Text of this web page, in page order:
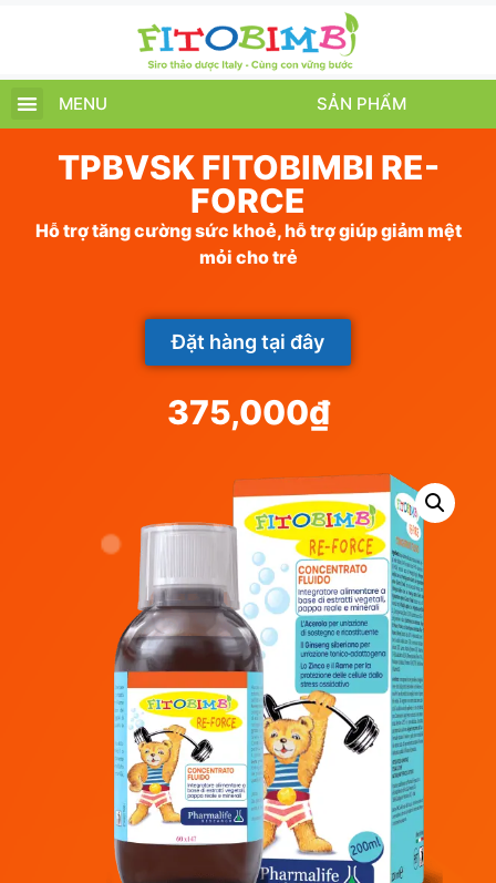
MENU SẢN PHẨM
TPBVSK FITOBIMBI RE-
FORCE
Hỗ trợ tăng cường sức khoẻ, hỗ trợ giúp giảm mệt
mỏi cho trẻ
Đặt hàng tại đây
375,000₫